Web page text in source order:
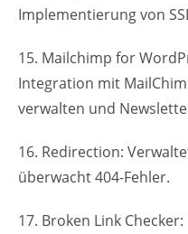
Implementierung von
15. Mailchimp for
Integration mit
verwalten und
16. Redirection:
überwacht 404-Fehler.
17. Broken Link